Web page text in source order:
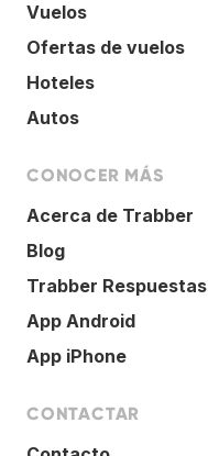
Vuelos
Ofertas de vuelos
Hoteles
Autos
CONOCER MÁS
Acerca de Trabber
Blog
Trabber Respuestas
App Android
App iPhone
CONTACTAR